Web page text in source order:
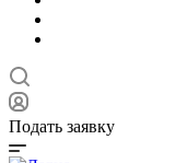
Подать заявку